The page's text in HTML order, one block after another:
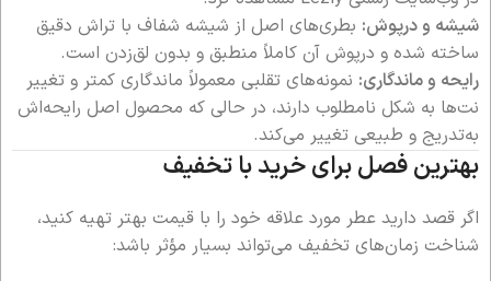
شیشه و درپوش: بطری‌های اصل از شیشه شفاف با تراش دقیق
ساخته شده و درپوش آن کاملاً منطبق و بدون لق‌زدن است.
رایحه و ماندگاری: نمونه‌های تقلبی معمولاً ماندگاری کمتر و تغییر
نت‌ها به شکل نامطلوب دارند، در حالی که محصول اصل رایحه‌اش
به‌تدریج و طبیعی تغییر می‌کند.
بهترین فصل برای خرید با تخفیف
اگر قصد دارید عطر مورد علاقه خود را با قیمت بهتر تهیه کنید،
شناخت زمان‌های تخفیف می‌تواند بسیار مؤثر باشد: